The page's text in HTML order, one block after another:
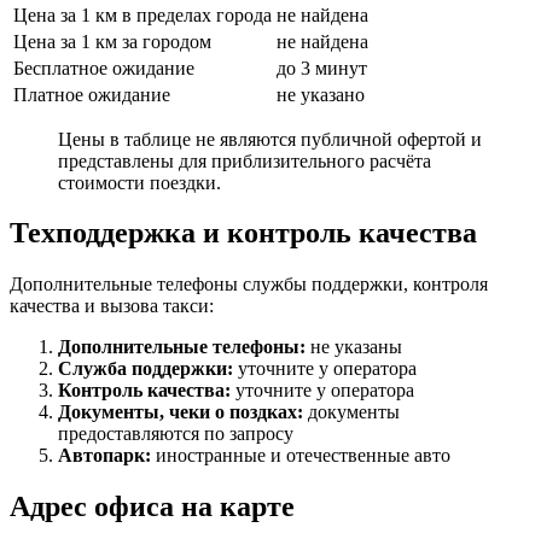
Цена за 1 км в пределах города не найдена
Цена за 1 км за городом
не найдена
Бесплатное ожидание
до 3 минут
Платное ожидание
не указано
Цены в таблице не являются публичной офертой и
представлены для приблизительного расчёта
стоимости поездки.
Техподдержка и контроль качества
Дополнительные телефоны службы поддержки, контроля
качества и вызова такси:
Дополнительные телефоны: не указаны
Служба поддержки: уточните у оператора
Контроль качества: уточните у оператора
Документы, чеки о поздках: документы
предоставляются по запросу
Автопарк: иностранные и отечественные авто
Адрес офиса на карте